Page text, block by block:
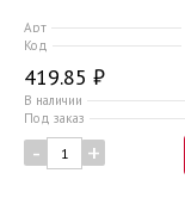
Арт
Код
419.85 ₽
В наличии
Под заказ
- +